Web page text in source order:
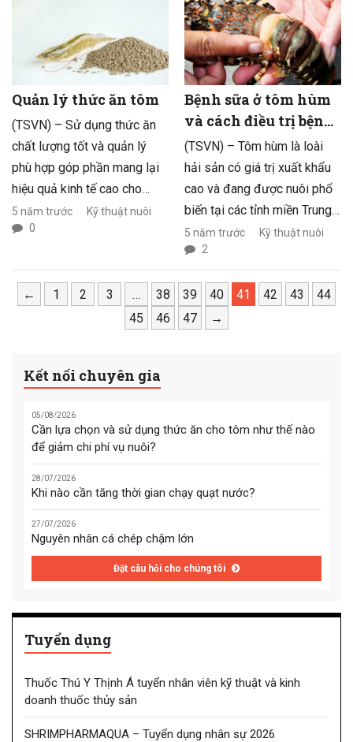
nắng nóng diện rộng kéo dài
ở các Bắc bộ và Bắc Trung
bộ. Thời tiết xấu ảnh hưởng
rất lớn đến NTTS.
sinh trưởng được ở cả
những nơi môi trường xấu.
Chính vì vậy nhu cầu con
giống cũng tăng cao.
Quản lý thức ăn tôm
(TSVN) – Sử dụng thức ăn
chất lượng tốt và quản lý
phù hợp góp phần mang lại
hiệu quả kinh tế cao cho
người nuôi.
5 năm trước
Kỹ thuật nuôi
0
Bệnh sữa ở tôm hùm
và cách điều trị bệnh
sữa hiệu quả nhất!
(TSVN) – Tôm hùm là loài
hải sản có giá trị xuất khẩu
cao và đang được nuôi phổ
biến tại các tỉnh miền Trung
nước ta. Tuy nhiên, nghề nuôi
tôm hùm gặp nhiều khó
khăn, do tình hình dịch bệnh
thường xuyên xảy ra, đặc
biệt là bệnh sữa.
5 năm trước
Kỹ thuật nuôi
2
← 1 2 3 … 38 39 40 41 42 43
44
45
46 47 →
Kết nối chuyên gia
05/08/2026
Cần lựa chọn và sử dụng thức ăn cho tôm như thế nào
để giảm chi phí vụ nuôi?
28/07/2026
Khi nào cần tăng thời gian chạy quạt nước?
27/07/2026
Nguyên nhân cá chép chậm lớn
Đặt câu hỏi cho chúng tôi
Tuyển dụng
Thuốc Thú Y Thịnh Á tuyển nhân viên kỹ thuật và kinh
doanh thuốc thủy sản
SHRIMPHARMAQUA – Tuyển dụng nhân sự 2026